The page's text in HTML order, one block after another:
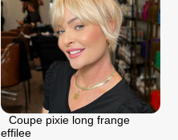
Coupe pixie long frange
effilee